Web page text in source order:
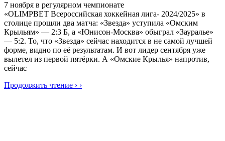
7 ноября в регулярном чемпионате
«OLIMPBET Всероссийская хоккейная лига- 2024/2025» в
столице прошли два матча: «Звезда» уступила «Омским
Крыльям» — 2:3 Б, а «Юнисон-Москва» обыграл «Зауралье»
— 5:2. То, что «Звезда» сейчас находится в не самой лучшей
форме, видно по её результатам. И вот лидер сентября уже
вылетел из первой пятёрки. А «Омские Крылья» напротив,
сейчас
Продолжить чтение › ›